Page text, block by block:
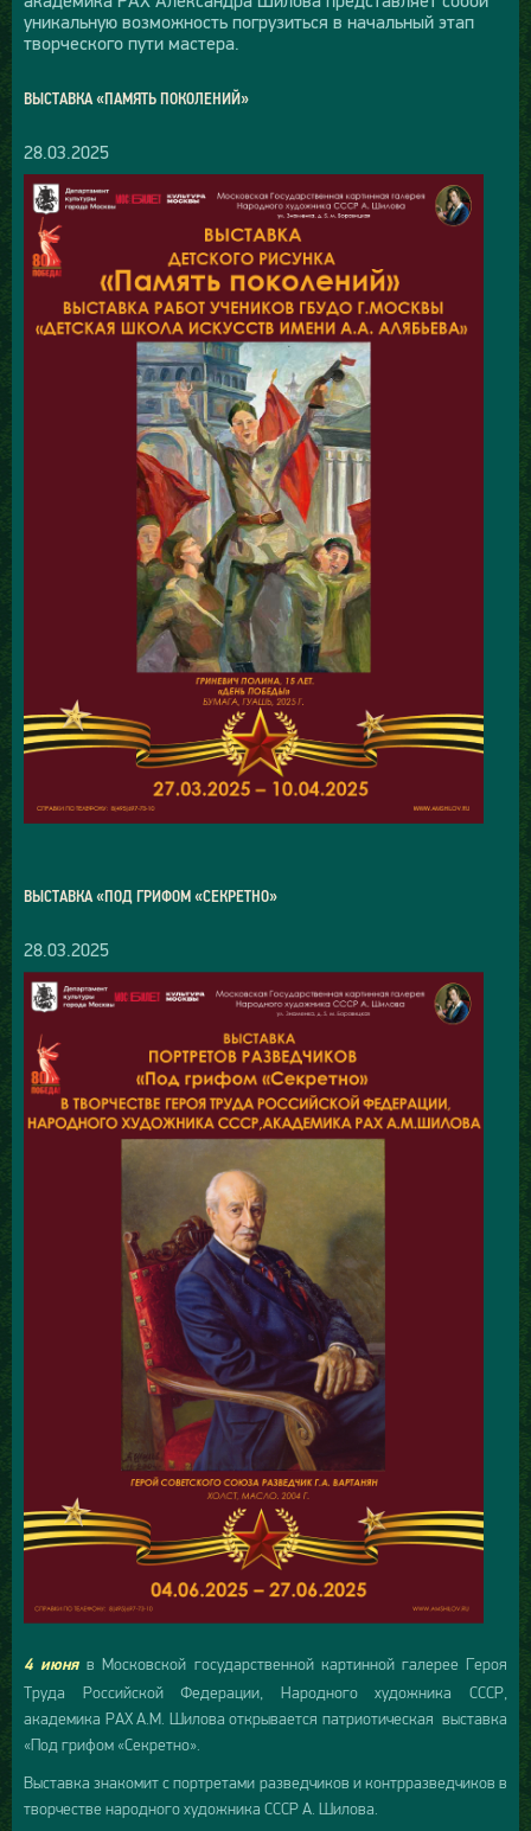
уникальную возможность погрузиться в начальный этап
творческого пути мастера.
ВЫСТАВКА «ПАМЯТЬ ПОКОЛЕНИЙ»
28.03.2025
ВЫСТАВКА «ПОД ГРИФОМ «СЕКРЕТНО»
28.03.2025
4 июня в Московской государственной картинной галерее Героя
Труда Российской Федерации, Народного художника СССР,
академика РАХ А.М. Шилова открывается патриотическая выставка
«Под грифом «Секретно».
Выставка знакомит с портретами разведчиков и контрразведчиков в
творчестве народного художника СССР А. Шилова.